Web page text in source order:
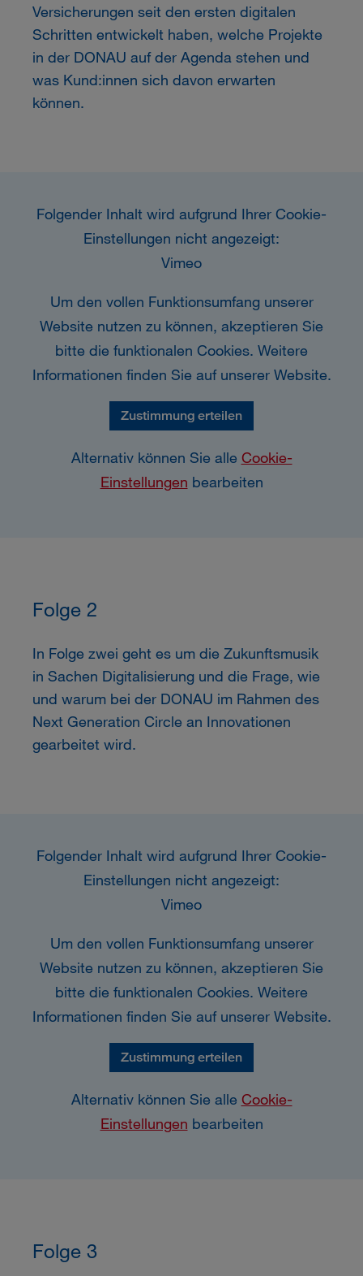
Versicherungen seit den ersten digitalen
Schritten entwickelt haben, welche Projekte
in der DONAU auf der Agenda stehen und
was Kund:innen sich davon erwarten
können.
Folgender Inhalt wird aufgrund Ihrer Cookie-
Einstellungen nicht angezeigt:
Vimeo
Um den vollen Funktionsumfang unserer
Website nutzen zu können, akzeptieren Sie
bitte die funktionalen Cookies. Weitere
Informationen finden Sie auf unserer Website.
Zustimmung erteilen
Alternativ können Sie alle Cookie-
Einstellungen bearbeiten
Folge 2
In Folge zwei geht es um die Zukunftsmusik
in Sachen Digitalisierung und die Frage, wie
und warum bei der DONAU im Rahmen des
Next Generation Circle an Innovationen
gearbeitet wird.
Folgender Inhalt wird aufgrund Ihrer Cookie-
Einstellungen nicht angezeigt:
Vimeo
Um den vollen Funktionsumfang unserer
Website nutzen zu können, akzeptieren Sie
bitte die funktionalen Cookies. Weitere
Informationen finden Sie auf unserer Website.
Zustimmung erteilen
Alternativ können Sie alle Cookie-
Einstellungen bearbeiten
Folge 3